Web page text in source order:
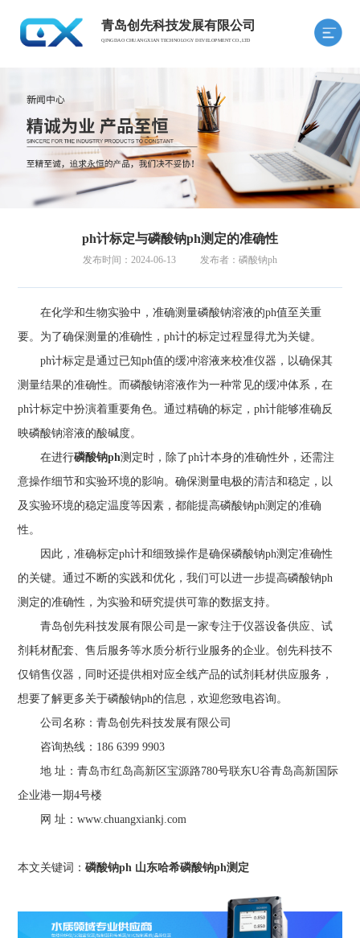
青岛创先科技发展有限公司
QINGDAO CHUANGXIAN TECHNOLOGY DEVELOPMENT CO.,LTD
ph计标定与磷酸钠ph测定的准确性
发布时间：2024-06-13 发布者：磷酸钠ph
在化学和生物实验中，准确测量磷酸钠溶液的ph值至关重
要。为了确保测量的准确性，ph计的标定过程显得尤为关键。
ph计标定是通过已知ph值的缓冲溶液来校准仪器，以确保其
测量结果的准确性。而磷酸钠溶液作为一种常见的缓冲体系，在
ph计标定中扮演着重要角色。通过精确的标定，ph计能够准确反
映磷酸钠溶液的酸碱度。
在进行磷酸钠ph测定时，除了ph计本身的准确性外，还需注
意操作细节和实验环境的影响。确保测量电极的清洁和稳定，以
及实验环境的稳定温度等因素，都能提高磷酸钠ph测定的准确
性。
因此，准确标定ph计和细致操作是确保磷酸钠ph测定准确性
的关键。通过不断的实践和优化，我们可以进一步提高磷酸钠ph
测定的准确性，为实验和研究提供可靠的数据支持。
青岛创先科技发展有限公司是一家专注于仪器设备供应、试
剂耗材配套、售后服务等水质分析行业服务的企业。创先科技不
仅销售仪器，同时还提供相对应全线产品的试剂耗材供应服务，
想要了解更多关于磷酸钠ph的信息，欢迎您致电咨询。
公司名称：青岛创先科技发展有限公司
咨询热线：186 6399 9903
地 址：青岛市红岛高新区宝源路780号联东U谷青岛高新国际
企业港一期4号楼
网 址：www.chuangxiankj.com
本文关键词：磷酸钠ph 山东哈希磷酸钠ph测定